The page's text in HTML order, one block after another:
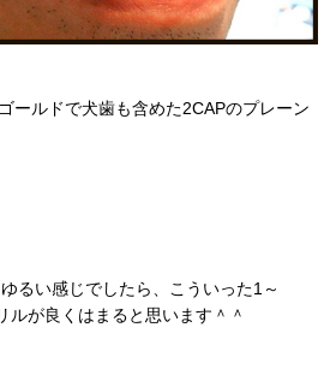
ールドで犬歯も含めた2CAPのプレーン
るい感じでしたら、こういった1～
ルが良くはまると思います＾＾